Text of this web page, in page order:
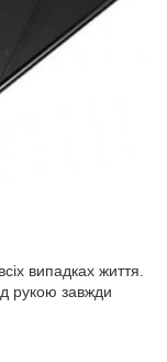
випадках життя.
рукою завжди